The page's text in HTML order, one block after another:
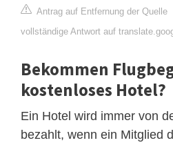
Antrag auf Entfernung der Quelle
vollständige Antwort auf
Bekommen
kostenloses Hotel?
Ein Hotel wird immer von
bezahlt, wenn ein Mitglied